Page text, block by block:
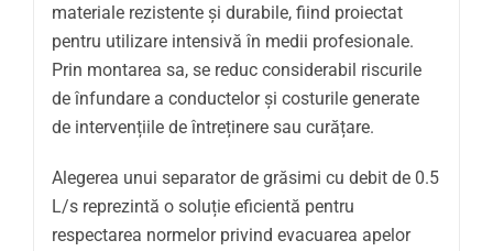
materiale rezistente și durabile, fiind proiectat
pentru utilizare intensivă în medii profesionale.
Prin montarea sa, se reduc considerabil riscurile
de înfundare a conductelor și costurile generate
de intervențiile de întreținere sau curățare.
Alegerea unui separator de grăsimi cu debit de 0.5
L/s reprezintă o soluție eficientă pentru
respectarea normelor privind evacuarea apelor